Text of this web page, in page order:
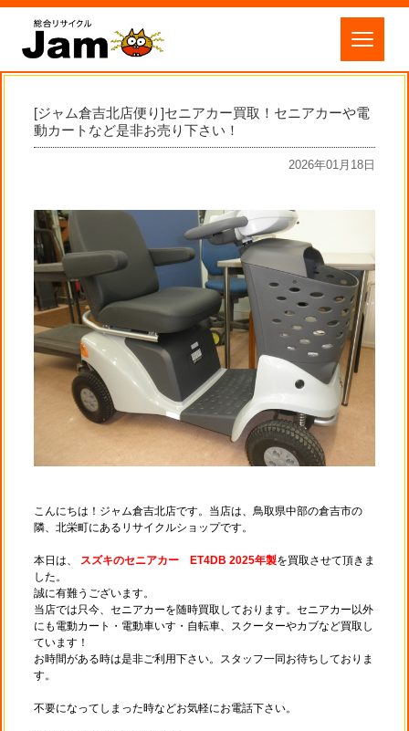
[ジャム倉吉北店便り]セニアカー買取！セニアカーや電
動カートなど是非お売り下さい！
2026年01月18日
こんにちは！ジャム倉吉北店です。当店は、鳥取県中部の倉吉市の
隣、北栄町にあるリサイクルショップです。
本日は、 スズキのセニアカー ET4DB 2025年製を買取させて頂きま
した。
誠に有難うございます。
当店では只今、セニアカーを随時買取しております。セニアカー以外
にも電動カート・電動車いす・自転車、スクーターやカブなど買取し
ています！
お時間がある時は是非ご利用下さい。スタッフ一同お待ちしておりま
す。
不要になってしまった時などお気軽にお電話下さい。